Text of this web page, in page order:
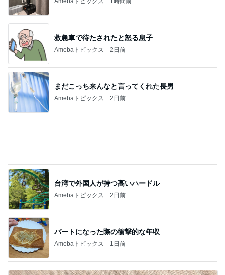
まだこっち来んなと言ってくれた長男
Amebaトピックス 2日前
パートになった際の衝撃的な年収
Amebaトピックス 1日前